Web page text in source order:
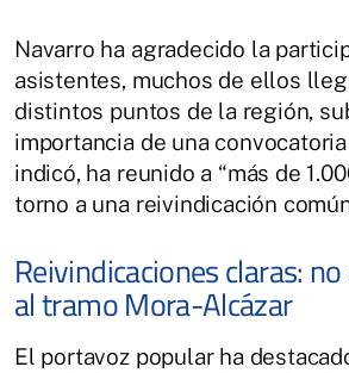
Navarro ha agradecido la
asistentes, muchos de ellos
distintos puntos de la región,
importancia de una
indicó, ha reunido a “más de
torno a una reivindicación
Reivindicaciones claras:
al tramo Mora-Alcázar
El portavoz popular ha